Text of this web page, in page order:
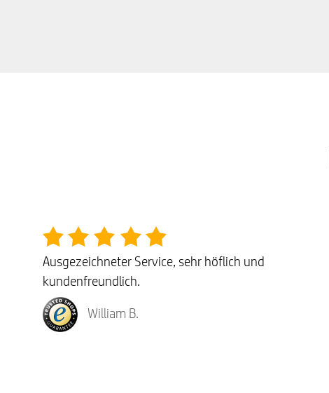
Ausgezeichneter Service, sehr höflich und
kundenfreundlich.
William B.